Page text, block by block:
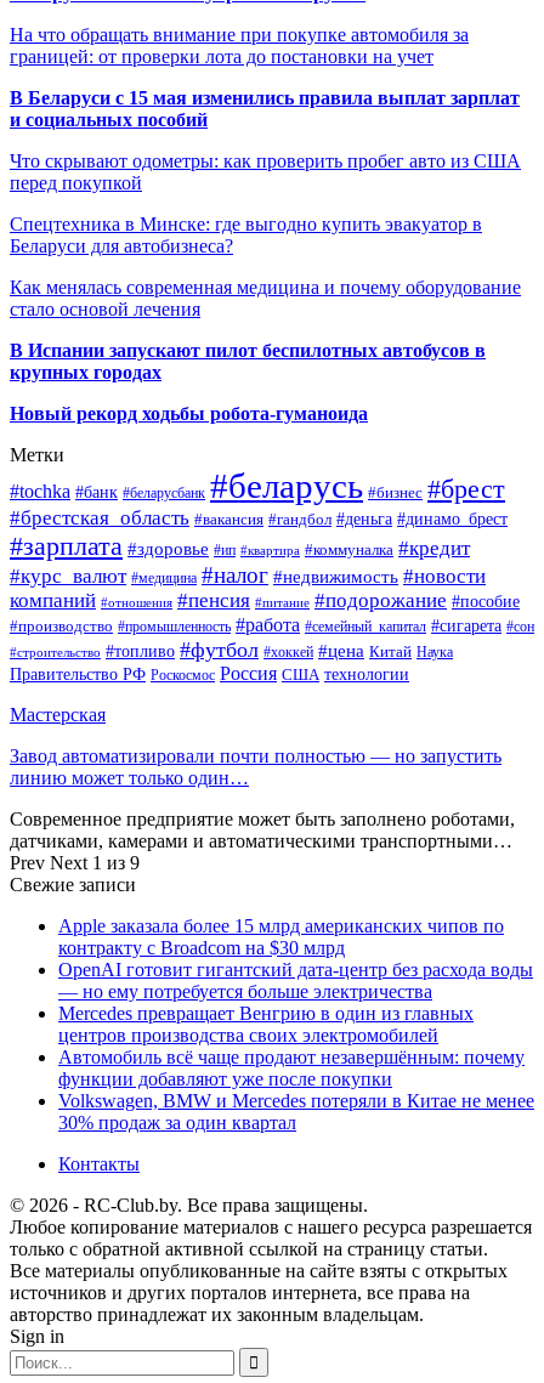
На что обращать внимание при покупке автомобиля за
границей: от проверки лота до постановки на учет
В Беларуси с 15 мая изменились правила выплат зарплат
и социальных пособий
Что скрывают одометры: как проверить пробег авто из США
перед покупкой
Спецтехника в Минске: где выгодно купить эвакуатор в
Беларуси для автобизнеса?
Как менялась современная медицина и почему оборудование
стало основой лечения
В Испании запускают пилот беспилотных автобусов в
крупных городах
Новый рекорд ходьбы робота-гуманоида
Метки
#tochka #банк #беларусбанк #беларусь #бизнес #брест
#брестская_область #вакансия #гандбол #деньга #динамо_брест
#зарплата #здоровье #ип #квартира #коммуналка #кредит
#курс_валют #медицина #налог #недвижимость #новости
компаний #отношения #пенсия #питание #подорожание #пособие
#производство #промышленность #работа #семейный_капитал #сигарета #сон
#строительство #топливо #футбол #хоккей #цена Китай Наука
Правительство РФ Роскосмос Россия США технологии
Мастерская
Завод автоматизировали почти полностью — но запустить
линию может только один…
Современное предприятие может быть заполнено роботами,
датчиками, камерами и автоматическими транспортными…
Prev Next 1 из 9
Свежие записи
Apple заказала более 15 млрд американских чипов по
контракту с Broadcom на $30 млрд
OpenAI готовит гигантский дата-центр без расхода воды
— но ему потребуется больше электричества
Mercedes превращает Венгрию в один из главных
центров производства своих электромобилей
Автомобиль всё чаще продают незавершённым: почему
функции добавляют уже после покупки
Volkswagen, BMW и Mercedes потеряли в Китае не менее
30% продаж за один квартал
Контакты
© 2026 - RC-Club.by. Все права защищены.
Любое копирование материалов с нашего ресурса разрешается
только с обратной активной ссылкой на страницу статьи.
Все материалы опубликованные на сайте взяты с открытых
источников и других порталов интернета, все права на
авторство принадлежат их законным владельцам.
Sign in